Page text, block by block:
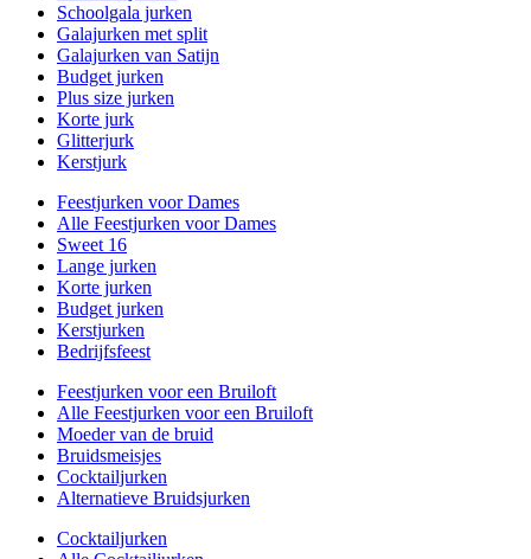
Schoolgala jurken
Galajurken met split
Galajurken van Satijn
Budget jurken
Plus size jurken
Korte jurk
Glitterjurk
Kerstjurk
Feestjurken voor Dames
Alle Feestjurken voor Dames
Sweet 16
Lange jurken
Korte jurken
Budget jurken
Kerstjurken
Bedrijfsfeest
Feestjurken voor een Bruiloft
Alle Feestjurken voor een Bruiloft
Moeder van de bruid
Bruidsmeisjes
Cocktailjurken
Alternatieve Bruidsjurken
Cocktailjurken